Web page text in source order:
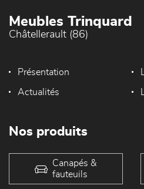
Meubles Trinquard
Châtellerault (86)
Présentation
Actualités
Nos produits
Canapés &
fauteuils